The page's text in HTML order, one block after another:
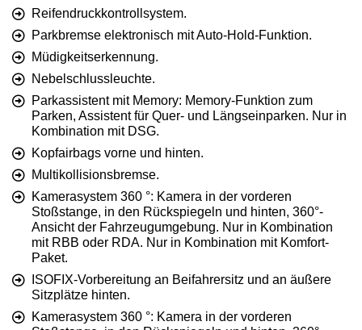
Reifendruckkontrollsystem.
Parkbremse elektronisch mit Auto-Hold-Funktion.
Müdigkeitserkennung.
Nebelschlussleuchte.
Parkassistent mit Memory: Memory-Funktion zum
Parken, Assistent für Quer- und Längseinparken. Nur in
Kombination mit DSG.
Kopfairbags vorne und hinten.
Multikollisionsbremse.
Kamerasystem 360 °: Kamera in der vorderen
Stoßstange, in den Rückspiegeln und hinten, 360°-
Ansicht der Fahrzeugumgebung. Nur in Kombination
mit RBB oder RDA. Nur in Kombination mit Komfort-
Paket.
ISOFIX-Vorbereitung an Beifahrersitz und an äußere
Sitzplätze hinten.
Kamerasystem 360 °: Kamera in der vorderen